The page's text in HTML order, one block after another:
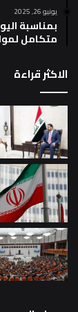
يونيو 26, 2025
بمناسبة
متكامل
الاكثر قراءة